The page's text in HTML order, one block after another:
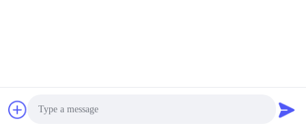
Сервер Dell Rack